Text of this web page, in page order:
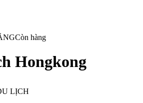
Còn hàng
Hongkong
LỊCH